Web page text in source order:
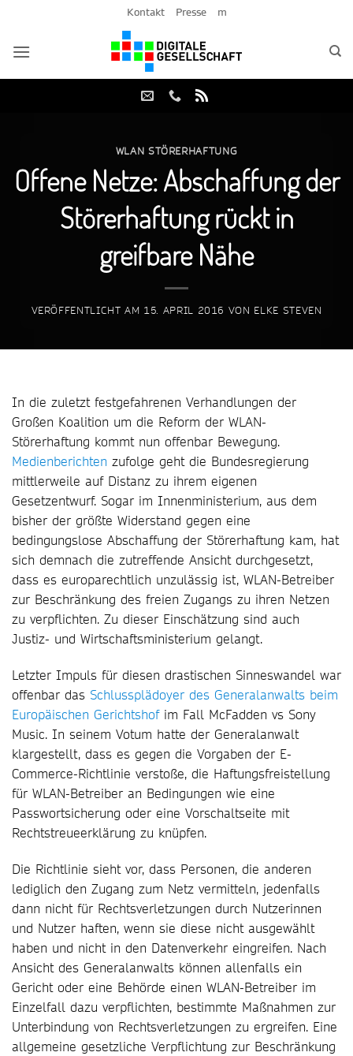
springen
Kontakt Presse m
WLAN STÖRERHAFTUNG
Offene Netze: Abschaffung der
Störerhaftung rückt in
greifbare Nähe
VERÖFFENTLICHT AM 15. APRIL 2016 VON ELKE STEVEN
In die zuletzt festgefahrenen Verhandlungen der
Großen Koalition um die Reform der WLAN-
Störerhaftung kommt nun offenbar Bewegung.
Medienberichten zufolge geht die Bundesregierung
mittlerweile auf Distanz zu ihrem eigenen
Gesetzentwurf. Sogar im Innenministerium, aus dem
bisher der größte Widerstand gegen eine
bedingungslose Abschaffung der Störerhaftung kam, hat
sich demnach die zutreffende Ansicht durchgesetzt,
dass es europarechtlich unzulässig ist, WLAN-Betreiber
zur Beschränkung des freien Zugangs zu ihren Netzen
zu verpflichten. Zu dieser Einschätzung sind auch
Justiz- und Wirtschaftsministerium gelangt.
Letzter Impuls für diesen drastischen Sinneswandel war
offenbar das Schlussplädoyer des Generalanwalts beim
Europäischen Gerichtshofim Fall McFadden vs Sony
Music. In seinem Votum hatte der Generalanwalt
klargestellt, dass es gegen die Vorgaben der E-
Commerce-Richtlinie verstoße, die Haftungsfreistellung
für WLAN-Betreiber an Bedingungen wie eine
Passwortsicherung oder eine Vorschaltseite mit
Rechtstreueerklärung zu knüpfen.
Die Richtlinie sieht vor, dass Personen, die anderen
lediglich den Zugang zum Netz vermitteln, jedenfalls
dann nicht für Rechtsverletzungen durch Nutzerinnen
und Nutzer haften, wenn sie diese nicht ausgewählt
haben und nicht in den Datenverkehr eingreifen. Nach
Ansicht des Generalanwalts können allenfalls ein
Gericht oder eine Behörde einen WLAN-Betreiber im
Einzelfall dazu verpflichten, bestimmte Maßnahmen zur
Unterbindung von Rechtsverletzungen zu ergreifen. Eine
allgemeine gesetzliche Verpflichtung zur Beschränkung